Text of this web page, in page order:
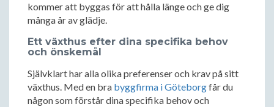
kommer att byggas för att hålla länge och ge dig
många år av glädje.
Ett växthus efter dina specifika behov
och önskemål
Självklart har alla olika preferenser och krav på sitt
växthus. Med en bra byggfirma i Göteborgfår du
någon som förstår dina specifika behov och